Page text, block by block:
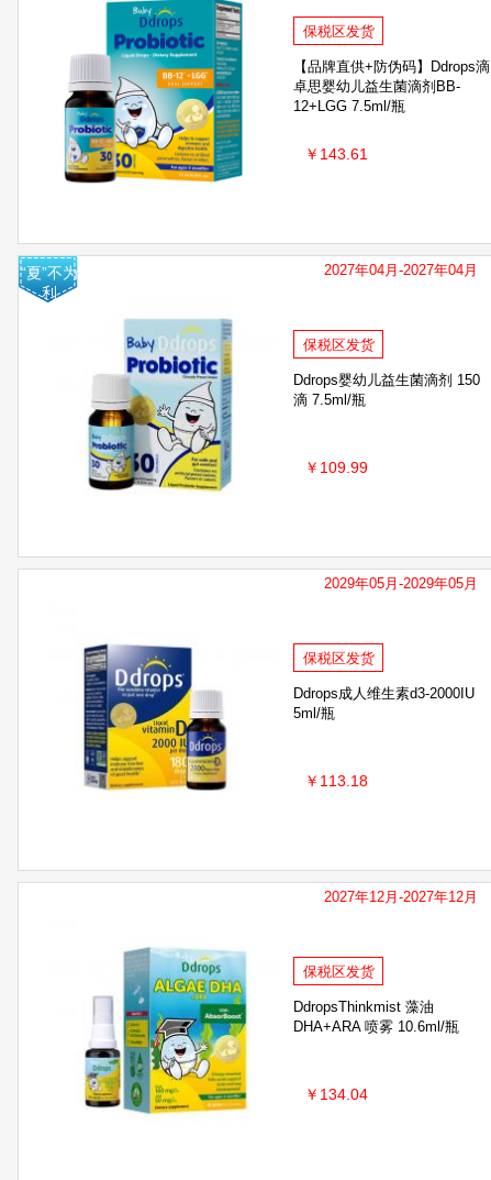
保税区发货
【品牌直供+防伪码】Ddrops滴
卓思婴幼儿益生菌滴剂BB-
12+LGG 7.5ml/瓶
￥143.61
“夏”不为
利
2027年04月-2027年04月
保税区发货
Ddrops婴幼儿益生菌滴剂 150
滴 7.5ml/瓶
￥109.99
2029年05月-2029年05月
保税区发货
Ddrops成人维生素d3-2000IU
5ml/瓶
￥113.18
2027年12月-2027年12月
保税区发货
DdropsThinkmist 藻油
DHA+ARA 喷雾 10.6ml/瓶
￥134.04